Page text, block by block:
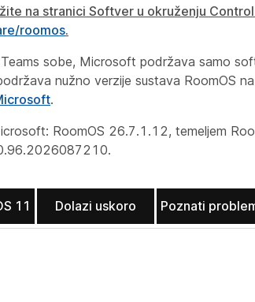
na stranici Softver u okruženju Control
roomos.
sobe, Microsoft podržava samo
nužno verzije sustava RoomOS
.
RoomOS 26.7.1.12, temeljem
11 Dolazi uskoro Poznati